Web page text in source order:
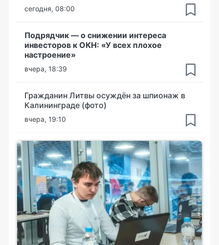
сегодня, 08:00
Подрядчик — о снижении интереса
инвесторов к ОКН: «У всех плохое
настроение»
вчера, 18:39
Гражданин Литвы осуждён за шпионаж в
Калининграде (фото)
вчера, 19:10